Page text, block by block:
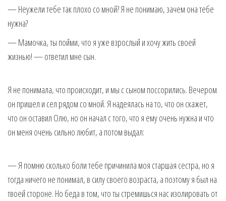
— Неужели тебе так плохо со мной? Я не понимаю, зачем она тебе
нужна?
— Мамочка, ты пойми, что я уже взрослый и хочу жить своей
жизнью! — ответил мне сын.
Я не понимала, что происходит, и мы с сыном поссорились. Вечером
он пришел и сел рядом со мной. Я надеялась на то, что он скажет,
что он оставил Олю, но он начал с того, что я ему очень нужна и что
он меня очень сильно любит, а потом выдал:
— Я помню сколько боли тебе причинила моя старшая сестра, но я
тогда ничего не понимал, в силу своего возраста, а поэтому я был на
твоей стороне. Но беда в том, что ты стремишься нас изолировать от